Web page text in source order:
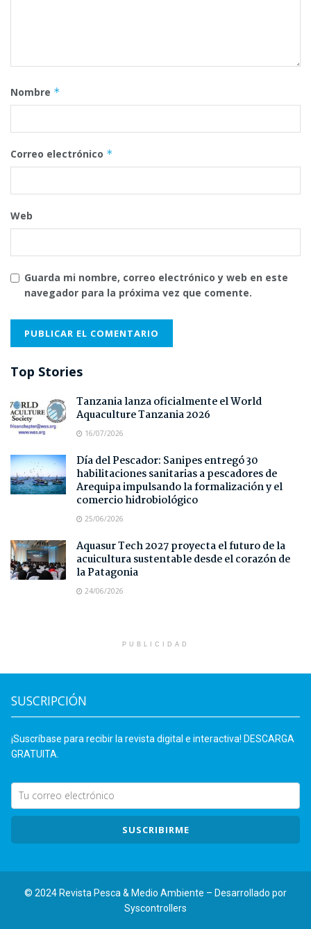
Nombre *
Correo electrónico *
Web
Guarda mi nombre, correo electrónico y web en este
navegador para la próxima vez que comente.
Top Stories
Tanzania lanza oficialmente el World
Aquaculture Tanzania 2026
16/07/2026
Día del Pescador: Sanipes entregó 30
habilitaciones sanitarias a pescadores de
Arequipa impulsando la formalización y el
comercio hidrobiológico
25/06/2026
Aquasur Tech 2027 proyecta el futuro de la
acuicultura sustentable desde el corazón de
la Patagonia
24/06/2026
PUBLICIDAD
SUSCRIPCIÓN
¡Suscríbase para recibir la revista digital e interactiva! DESCARGA
GRATUITA.
SUSCRIBIRME
© 2024 Revista Pesca & Medio Ambiente – Desarrollado por
Syscontrollers